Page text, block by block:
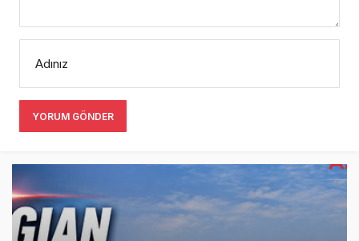
Adınız
YORUM GÖNDER